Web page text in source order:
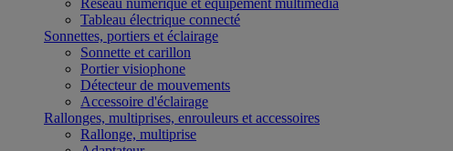
Réseau numérique et équipement multimédia
Tableau électrique connecté
Sonnettes, portiers et éclairage
Sonnette et carillon
Portier visiophone
Détecteur de mouvements
Accessoire d'éclairage
Rallonges, multiprises, enrouleurs et accessoires
Rallonge, multiprise